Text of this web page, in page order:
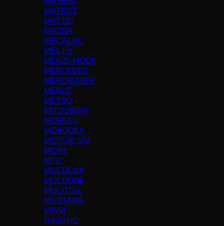
MATROT
MATTEI
MAZDA
MECALAC
MEILI-V
MENZI-MUCK
MERCEDES
MERCRUISER
MERLO
METSO
MITSUBISHI
MOREAU
MOROOKA
MOTORI VM
MOXY
MTU
MULTICAR
MULTIONE
MULTITEL
MUSTANG
MWM
NAGANO